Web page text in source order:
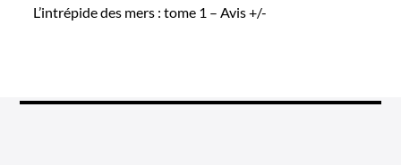
L’intrépide des mers : tome 1 – Avis +/-